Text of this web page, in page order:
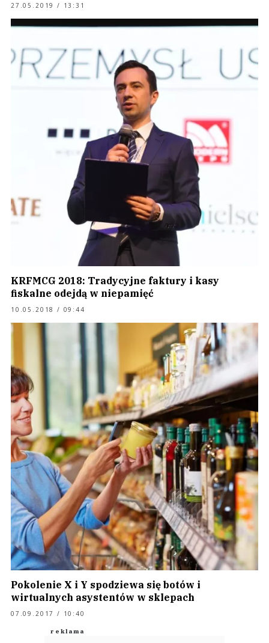
27.05.2019 / 13:31
KRFMCG 2018: Tradycyjne faktury i kasy
fiskalne odejdą w niepamięć
10.05.2018 / 09:44
Pokolenie X i Y spodziewa się botów i
wirtualnych asystentów w sklepach
07.09.2017 / 10:40